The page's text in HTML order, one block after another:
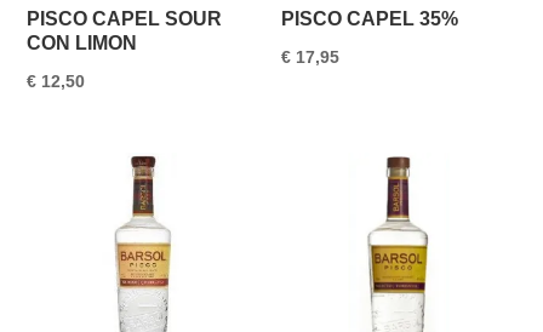
PISCO CAPEL SOUR
CON LIMON
€ 12,50
PISCO CAPEL 35%
€ 17,95